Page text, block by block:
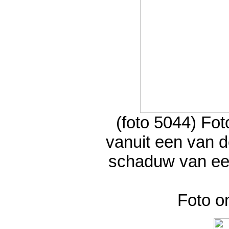
(foto 5044)
vanuit een van
schaduw van
Foto